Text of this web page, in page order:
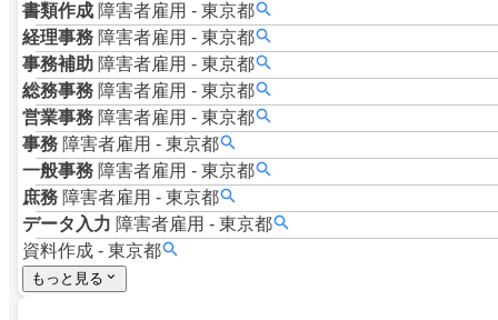
書類作成 障害者雇用 - 東京都
経理事務 障害者雇用 - 東京都
事務補助 障害者雇用 - 東京都
総務事務 障害者雇用 - 東京都
営業事務 障害者雇用 - 東京都
事務 障害者雇用 - 東京都
一般事務 障害者雇用 - 東京都
庶務 障害者雇用 - 東京都
データ入力 障害者雇用 - 東京都
資料作成 - 東京都
もっと見る